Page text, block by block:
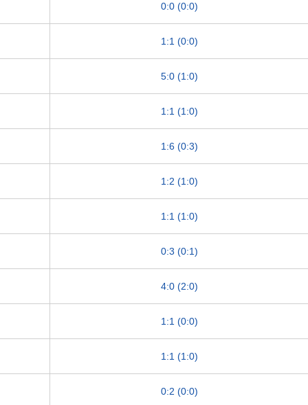
0:0 (0:0)
1:1 (0:0)
5:0 (1:0)
1:1 (1:0)
1:6 (0:3)
1:2 (1:0)
1:1 (1:0)
0:3 (0:1)
4:0 (2:0)
1:1 (0:0)
1:1 (1:0)
0:2 (0:0)